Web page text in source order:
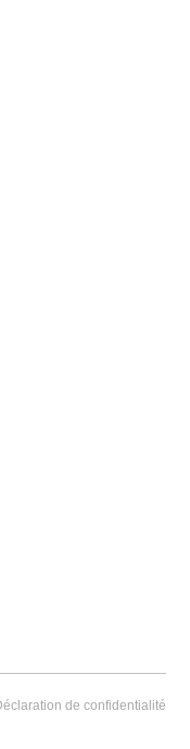
de confidentialité